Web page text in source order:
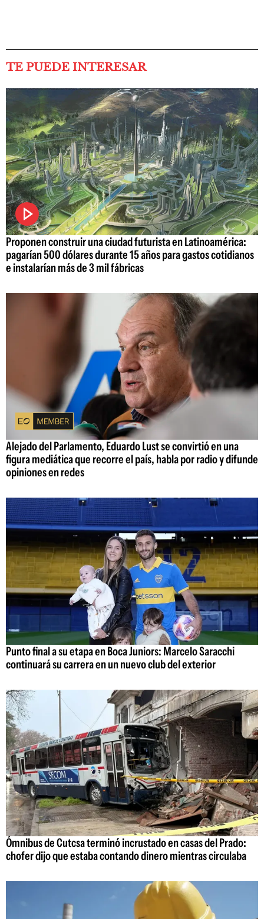
TE PUEDE INTERESAR
Proponen construir una ciudad futurista en Latinoamérica:
pagarían 500 dólares durante 15 años para gastos cotidianos
e instalarían más de 3 mil fábricas
Alejado del Parlamento, Eduardo Lust se convirtió en una
figura mediática que recorre el país, habla por radio y difunde
opiniones en redes
Punto final a su etapa en Boca Juniors: Marcelo Saracchi
continuará su carrera en un nuevo club del exterior
Ómnibus de Cutcsa terminó incrustado en casas del Prado:
chofer dijo que estaba contando dinero mientras circulaba